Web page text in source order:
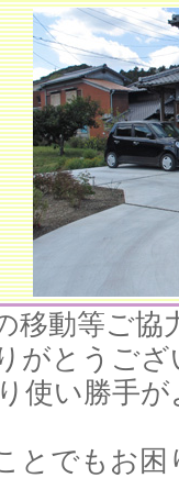
移動等ご協
がとうご
使い勝手
とでもお困